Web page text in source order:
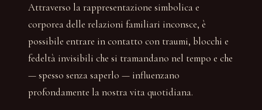
Attraverso la rappresentazione simbolica e
corporea delle relazioni familiari inconsce, è
possibile entrare in contatto con traumi, blocchi e
fedeltà invisibili che si tramandano nel tempo e che
— spesso senza saperlo — influenzano
profondamente la nostra vita quotidiana.